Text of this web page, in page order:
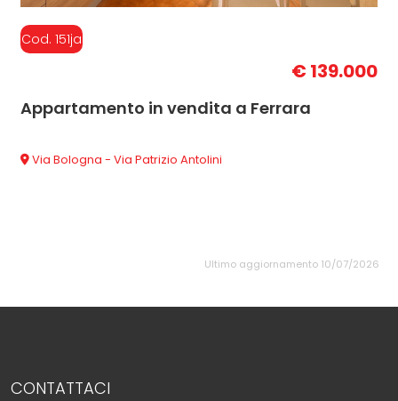
Cod. 151ja
€ 139.000
Appartamento in vendita a Ferrara
Via Bologna - Via Patrizio Antolini
Ultimo aggiornamento 10/07/2026
CONTATTACI